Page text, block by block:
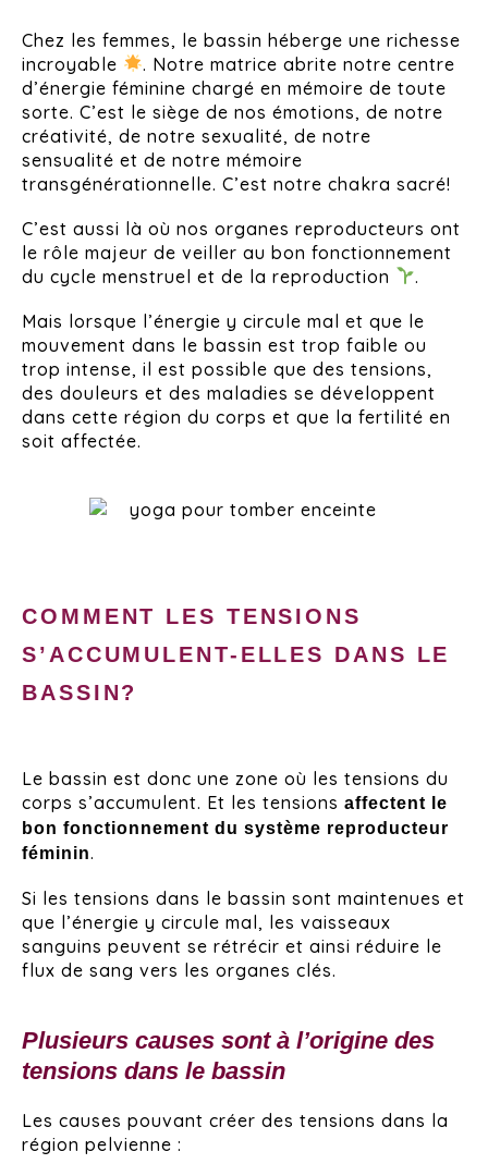
Chez les femmes, le bassin héberge une richesse
incroyable
. Notre matrice abrite notre centre
d’énergie féminine chargé en mémoire de toute
sorte. C’est le siège de nos émotions, de notre
créativité, de notre sexualité, de notre
sensualité et de notre mémoire
transgénérationnelle. C’est notre chakra sacré!
C’est aussi là où nos organes reproducteurs ont
le rôle majeur de veiller au bon fonctionnement
du cycle menstruel et de la reproduction
.
Mais lorsque l’énergie y circule mal et que le
mouvement dans le bassin est trop faible ou
trop intense, il est possible que des tensions,
des douleurs et des maladies se développent
dans cette région du corps et que la fertilité en
soit affectée.
COMMENT LES TENSIONS
S’ACCUMULENT-ELLES DANS LE
BASSIN?
Le bassin est donc une zone où les tensions du
corps s’accumulent. Et les tensions affectent le
bon fonctionnement du système reproducteur
féminin.
Si les tensions dans le bassin sont maintenues et
que l’énergie y circule mal, les vaisseaux
sanguins peuvent se rétrécir et ainsi réduire le
flux de sang vers les organes clés.
Plusieurs causes sont à l’origine des
tensions dans le bassin
Les causes pouvant créer des tensions dans la
région pelvienne :